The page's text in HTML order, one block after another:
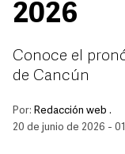
2026
Conoce el
de Cancún
Por: Redacción web .
20 de junio de 2026 -